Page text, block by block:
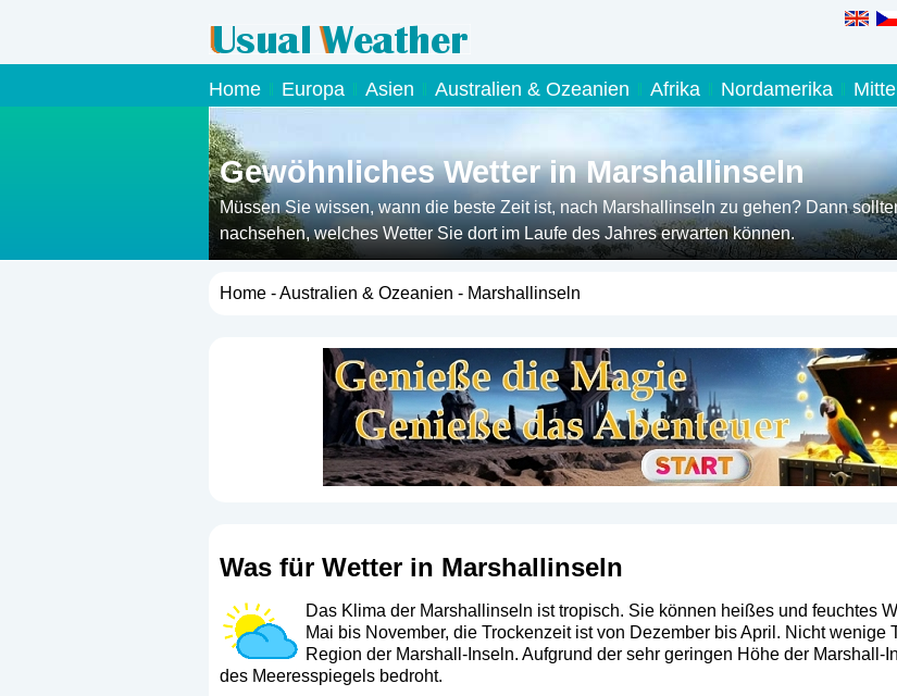
Home Europa Asien Australien & Ozeanien Afrika Nordamerika
Gewöhnliches Wetter in Marshallinseln
Müssen Sie wissen, wann die beste Zeit ist, nach Marshallinseln zu gehen? Dann
nachsehen, welches Wetter Sie dort im Laufe des Jahres erwarten können.
Home-Australien & Ozeanien - Marshallinseln
Was für Wetter in Marshallinseln
Das Klima der Marshallinseln ist tropisch. Sie können heißes und feuchtes
Mai bis November, die Trockenzeit ist von Dezember bis April. Nicht
Region der Marshall-Inseln. Aufgrund der sehr geringen Höhe der
des Meeresspiegels bedroht.